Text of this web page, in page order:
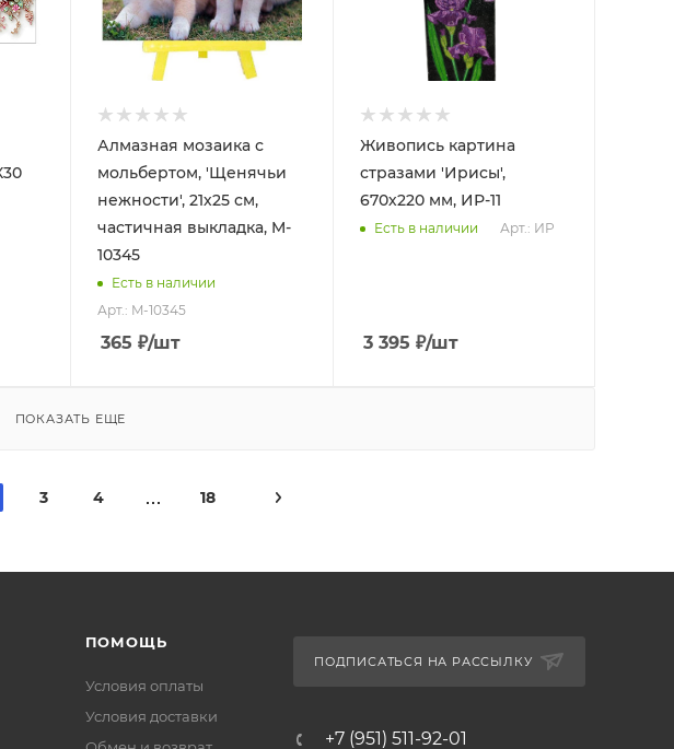
Алмазная мозаика с
мольбертом, 'Щенячьи
нежности', 21х25 см,
частичная выкладка, M-
10345
Есть в наличии
Арт.: M-10345
365 ₽/шт
Живопись картина
стразами 'Ирисы',
670х220 мм, ИР-11
Есть в наличии Арт.: ИР
3 395 ₽/шт
ПОКАЗАТЬ ЕЩЕ
3 4 18
ПОМОЩЬ
Условия оплаты
Условия доставки
ПОДПИСАТЬСЯ НА РАССЫЛКУ
+7 (951) 511-92-01